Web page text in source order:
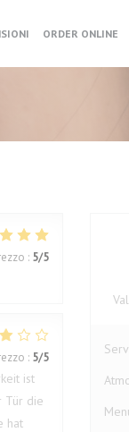
ORDER ONLINE
: 5/5
: 5/5
ist
Tür die
hat